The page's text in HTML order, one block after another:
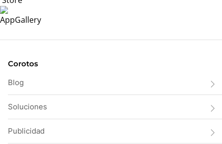
Corotos
Blog
Soluciones
Publicidad